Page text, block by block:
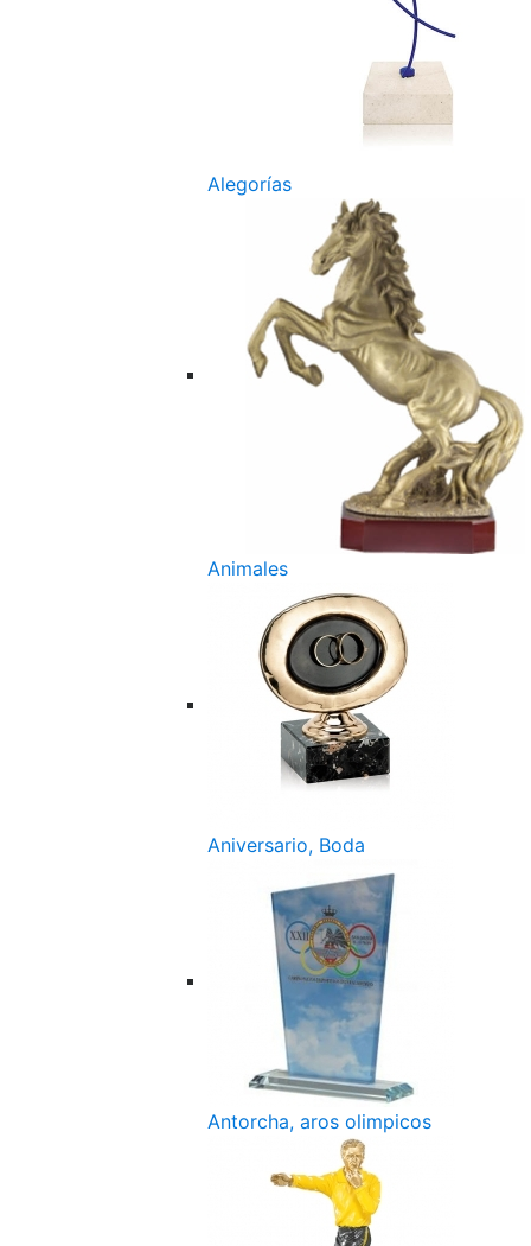
Alegorías
Animales
Aniversario, Boda
Antorcha, aros olimpicos